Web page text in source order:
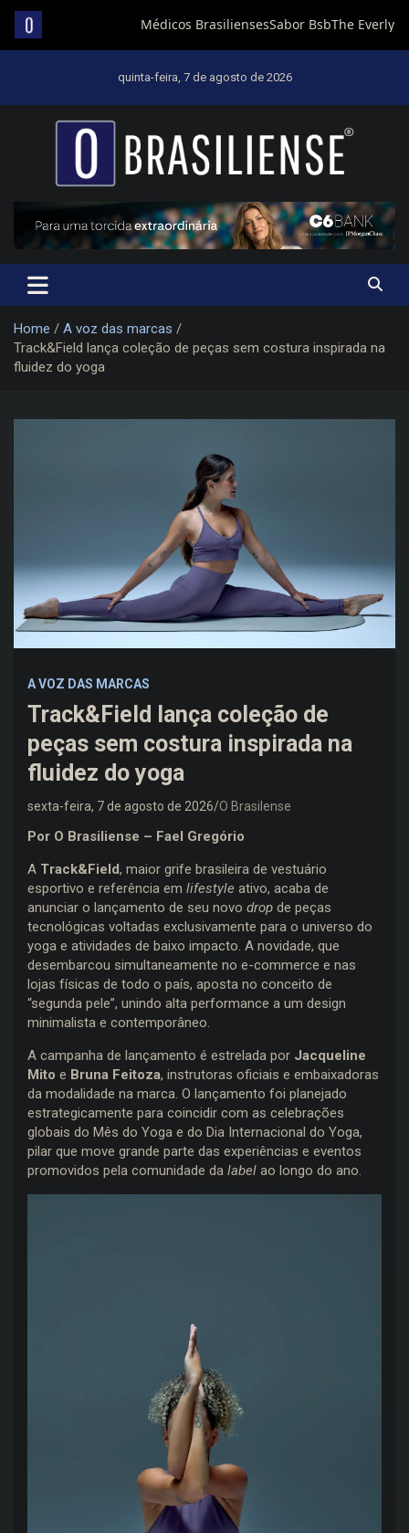
quinta-feira, 7 de agosto de 2026
Um diário de notícias que trabalha por Brasília
Home
A voz das marcas
Track&Field lança coleção de peças sem costura inspirada na
fluidez do yoga
A VOZ DAS MARCAS
Track&Field lança coleção de
peças sem costura inspirada na
fluidez do yoga
sexta-feira, 7 de agosto de 2026 O Brasilense
Por O Brasiliense – Fael Gregório
A Track&Field, maior grife brasileira de vestuário
esportivo e referência em lifestyle ativo, acaba de
anunciar o lançamento de seu novo drop de peças
tecnológicas voltadas exclusivamente para o universo do
yoga e atividades de baixo impacto. A novidade, que
desembarcou simultaneamente no e-commerce e nas
lojas físicas de todo o país, aposta no conceito de
“segunda pele”, unindo alta performance a um design
minimalista e contemporâneo.
A campanha de lançamento é estrelada por Jacqueline
Mito e Bruna Feitoza, instrutoras oficiais e embaixadoras
da modalidade na marca. O lançamento foi planejado
estrategicamente para coincidir com as celebrações
globais do Mês do Yoga e do Dia Internacional do Yoga,
pilar que move grande parte das experiências e eventos
promovidos pela comunidade da label ao longo do ano.